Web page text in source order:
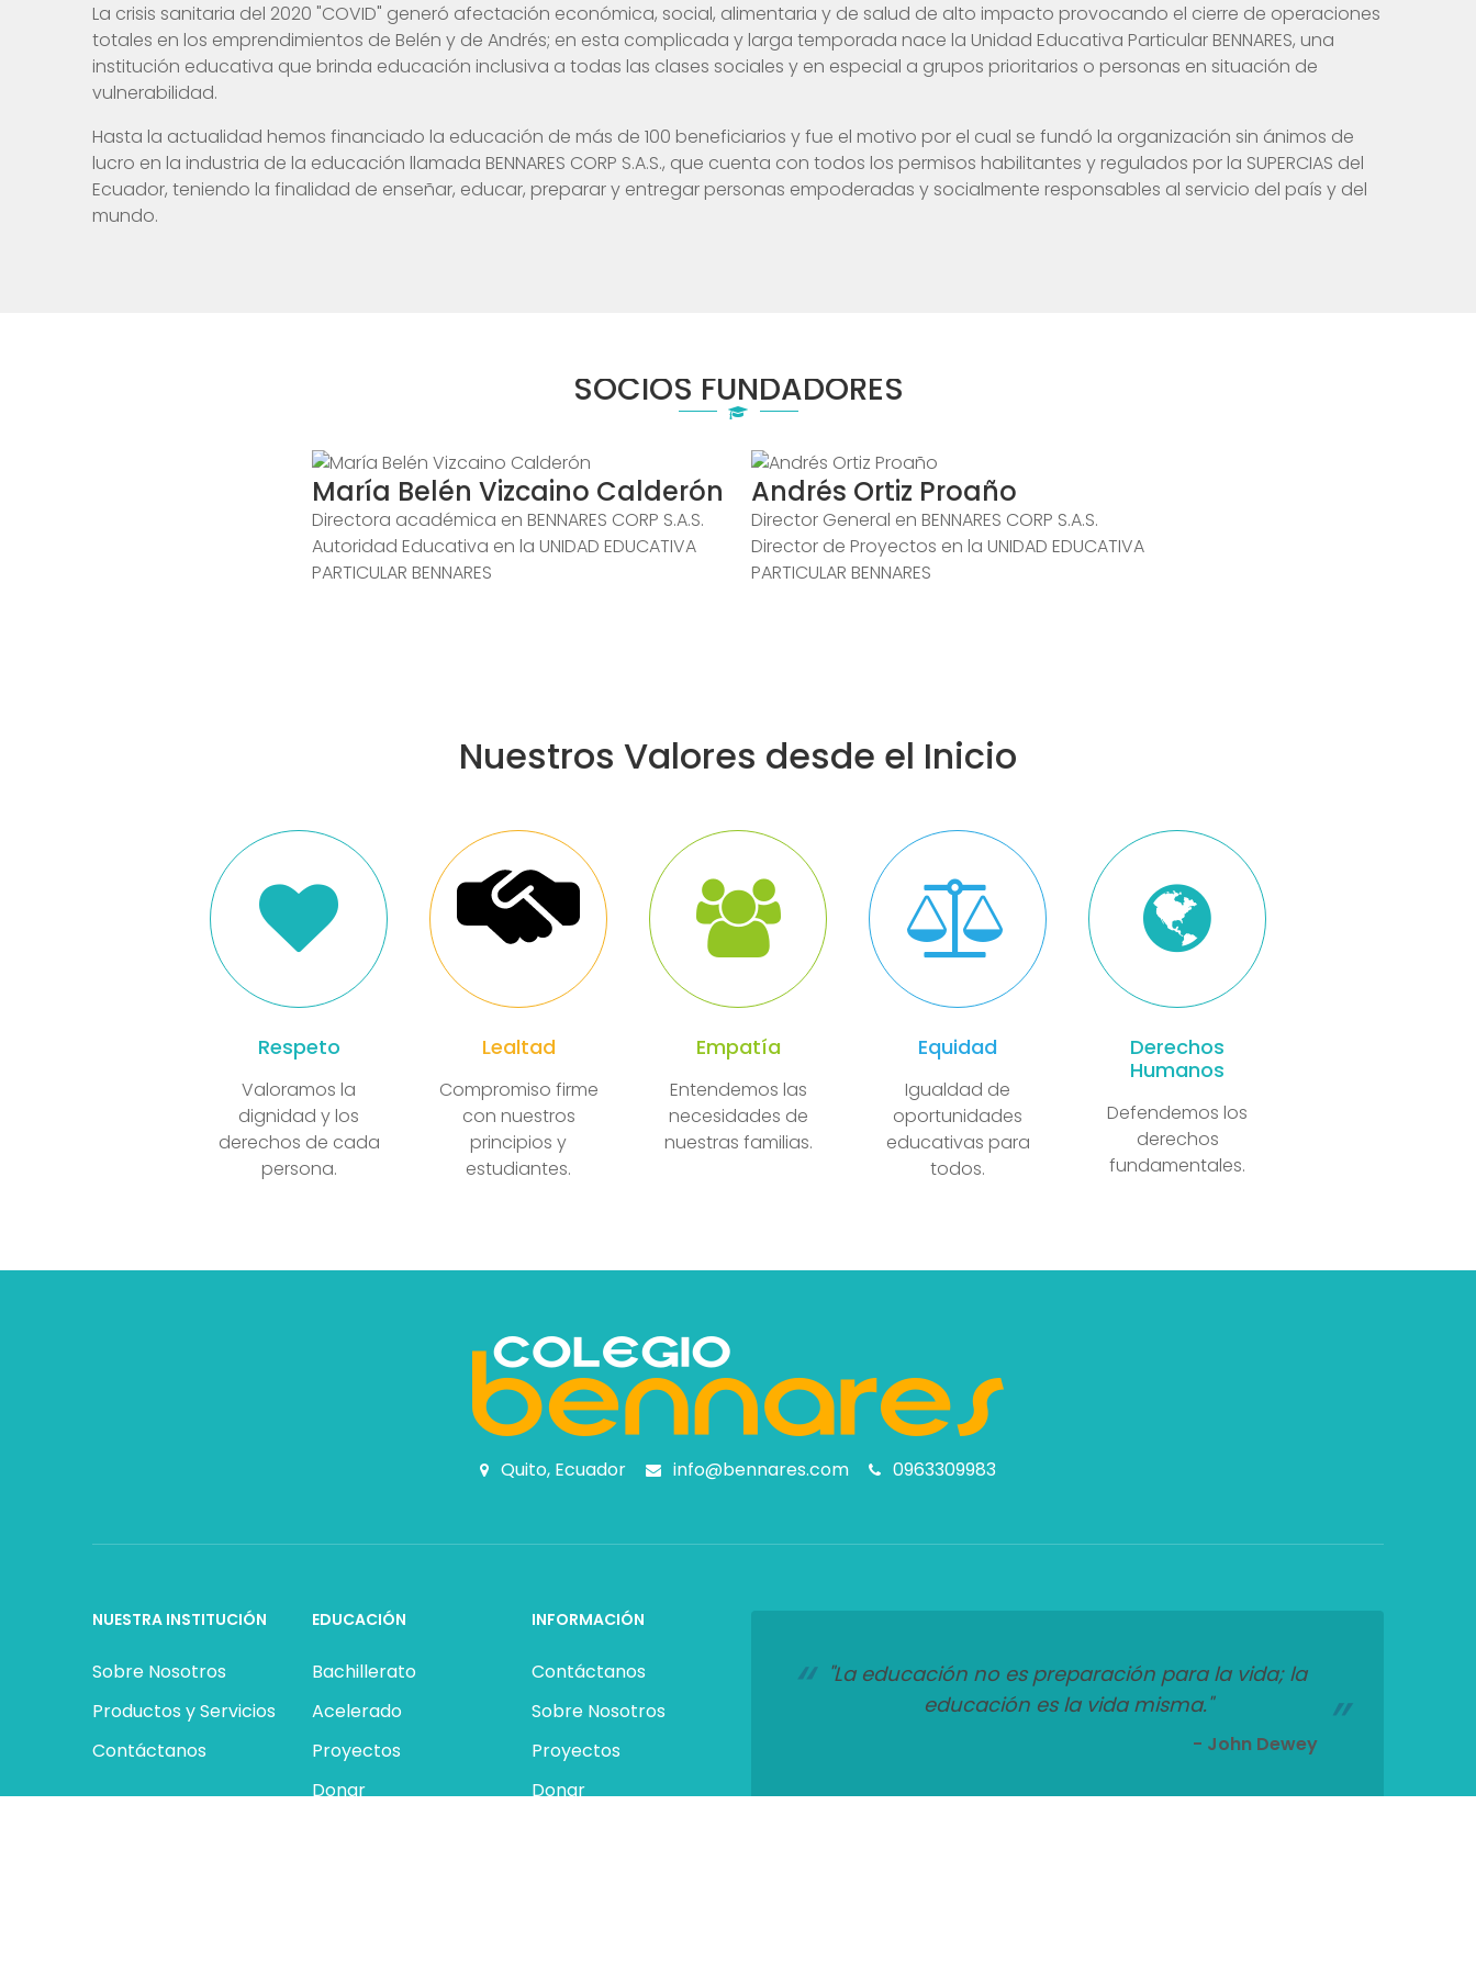
La crisis sanitaria del 2020 "COVID" generó afectación económica, social, alimentaria y de salud de alto impacto provocando el cierre de operaciones
totales en los emprendimientos de Belén y de Andrés; en esta complicada y larga temporada nace la Unidad Educativa Particular BENNARES, una
institución educativa que brinda educación inclusiva a todas las clases sociales y en especial a grupos prioritarios o personas en situación de
vulnerabilidad.
Hasta la actualidad hemos financiado la educación de más de 100 beneficiarios y fue el motivo por el cual se fundó la organización sin ánimos de
lucro en la industria de la educación llamada BENNARES CORP S.A.S., que cuenta con todos los permisos habilitantes y regulados por la SUPERCIAS del
Ecuador, teniendo la finalidad de enseñar, educar, preparar y entregar personas empoderadas y socialmente responsables al servicio del país y del
mundo.
SOCIOS FUNDADORES
María Belén Vizcaino Calderón
Directora académica en BENNARES CORP S.A.S.
Autoridad Educativa en la UNIDAD EDUCATIVA
PARTICULAR BENNARES
Andrés Ortiz Proaño
Director General en BENNARES CORP S.A.S.
Director de Proyectos en la UNIDAD EDUCATIVA
PARTICULAR BENNARES
Nuestros Valores desde el Inicio
Respeto
Valoramos la
dignidad y los
derechos de cada
persona.
Lealtad
Compromiso firme
con nuestros
principios y
estudiantes.
Empatía
Entendemos las
necesidades de
nuestras familias.
Equidad
Igualdad de
oportunidades
educativas para
todos.
Derechos
Humanos
Defendemos los
derechos
fundamentales.
Quito, Ecuador info@bennares.com 0963309983
NUESTRA INSTITUCIÓN
Sobre Nosotros
Productos y Servicios
Contáctanos
EDUCACIÓN
Bachillerato
Acelerado
Proyectos
Donar
INFORMACIÓN
Contáctanos
Sobre Nosotros
Proyectos
Donar
"La educación no es preparación para la vida; la
educación es la vida misma."
- John Dewey